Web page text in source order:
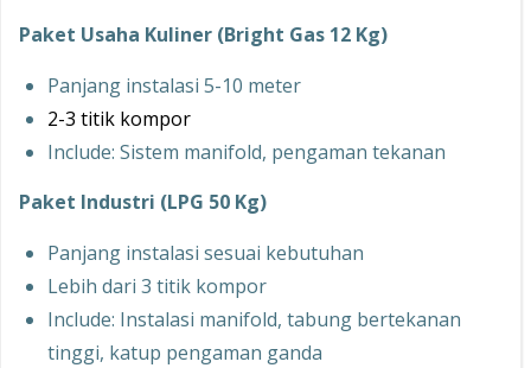
Paket Usaha Kuliner (Bright Gas 12 Kg)
Panjang instalasi 5-10 meter
2-3 titik kompor
Include: Sistem manifold, pengaman tekanan
Paket Industri (LPG 50 Kg)
Panjang instalasi sesuai kebutuhan
Lebih dari 3 titik kompor
Include: Instalasi manifold, tabung bertekanan
tinggi, katup pengaman ganda